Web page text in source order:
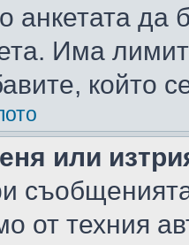
анкетата да
Има
който
или
от техния